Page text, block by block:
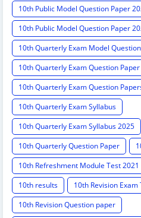
10th Public Model Question Paper
10th Public Model Question Paper
10th Quarterly Exam Model
10th Quarterly Exam Question Paper
10th Quarterly Exam Question
10th Quarterly Exam Syllabus
10th Quarterly Exam Syllabus 2025
10th Quarterly Question Paper
10th Refreshment Module Test 2021
10th results
10th Revision
10th Revision Question paper